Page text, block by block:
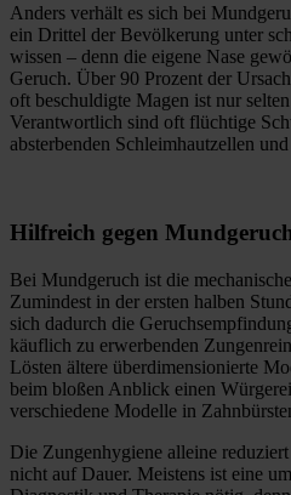
Anders verhält es sich bei
ein Drittel der Bevölkerung unter
wissen – denn die eigene Nase
Geruch. Über 90 Prozent der
oft beschuldigte Magen ist nur
Verantwortlich sind oft flüchtige
absterbenden Schleimhautzellen
Hilfreich gegen
Bei Mundgeruch ist die
Zumindest in der ersten halben
sich dadurch die
käuflich zu erwerbenden
Lösten ältere überdimensionierte
beim bloßen Anblick einen
verschiedene Modelle in
Die Zungenhygiene alleine
nicht auf Dauer. Meistens ist eine